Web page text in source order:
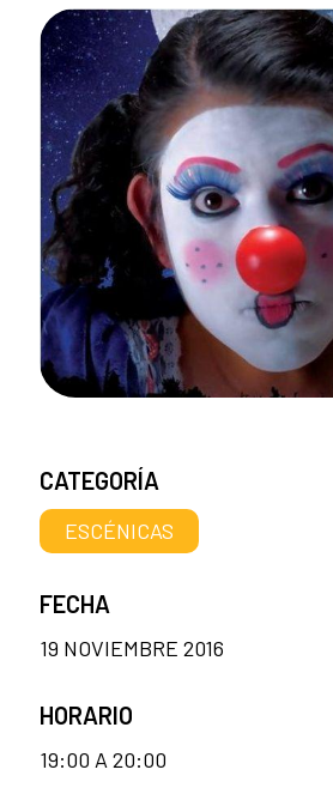
CATEGORÍA
ESCÉNICAS
FECHA
19 NOVIEMBRE 2016
HORARIO
19:00 A 20:00